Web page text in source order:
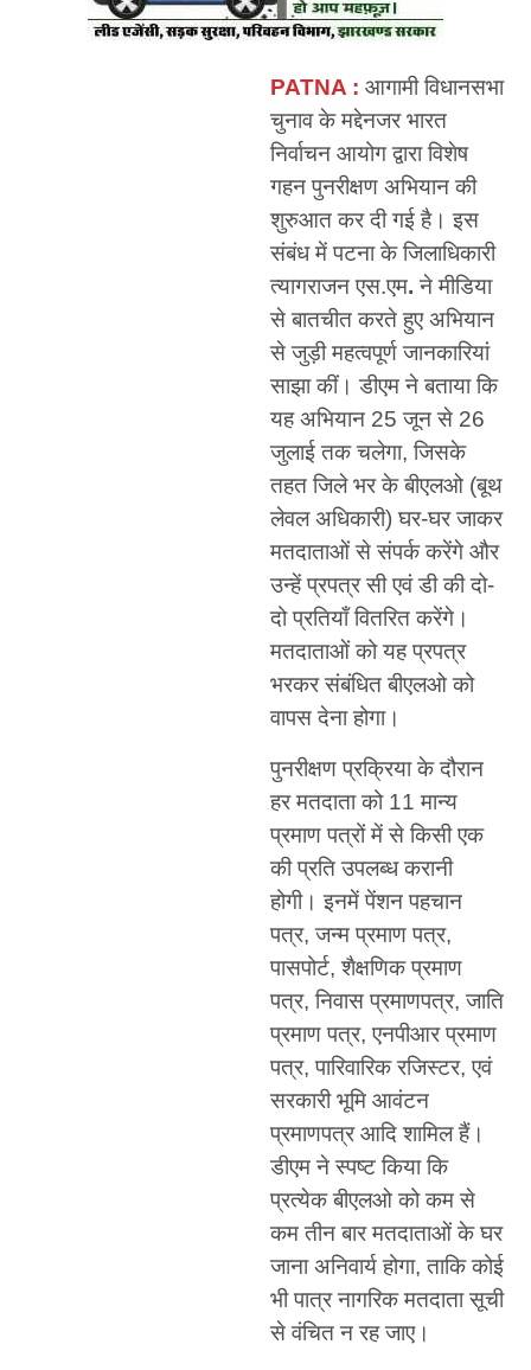
PATNA : आगामी विधानसभा
चुनाव के मद्देनजर भारत
निर्वाचन आयोग द्वारा विशेष
गहन पुनरीक्षण अभियान की
शुरुआत कर दी गई है। इस
संबंध में पटना के जिलाधिकारी
त्यागराजन एस.एम. ने मीडिया
से बातचीत करते हुए अभियान
से जुड़ी महत्वपूर्ण जानकारियां
साझा कीं। डीएम ने बताया कि
यह अभियान 25 जून से 26
जुलाई तक चलेगा, जिसके
तहत जिले भर के बीएलओ (बूथ
लेवल अधिकारी) घर-घर जाकर
मतदाताओं से संपर्क करेंगे और
उन्हें प्रपत्र सी एवं डी की दो-
दो प्रतियाँ वितरित करेंगे।
मतदाताओं को यह प्रपत्र
भरकर संबंधित बीएलओ को
वापस देना होगा।
पुनरीक्षण प्रक्रिया के दौरान
हर मतदाता को 11 मान्य
प्रमाण पत्रों में से किसी एक
की प्रति उपलब्ध करानी
होगी। इनमें पेंशन पहचान
पत्र, जन्म प्रमाण पत्र,
पासपोर्ट, शैक्षणिक प्रमाण
पत्र, निवास प्रमाणपत्र, जाति
प्रमाण पत्र, एनपीआर प्रमाण
पत्र, पारिवारिक रजिस्टर, एवं
सरकारी भूमि आवंटन
प्रमाणपत्र आदि शामिल हैं।
डीएम ने स्पष्ट किया कि
प्रत्येक बीएलओ को कम से
कम तीन बार मतदाताओं के घर
जाना अनिवार्य होगा, ताकि कोई
भी पात्र नागरिक मतदाता सूची
से वंचित न रह जाए।